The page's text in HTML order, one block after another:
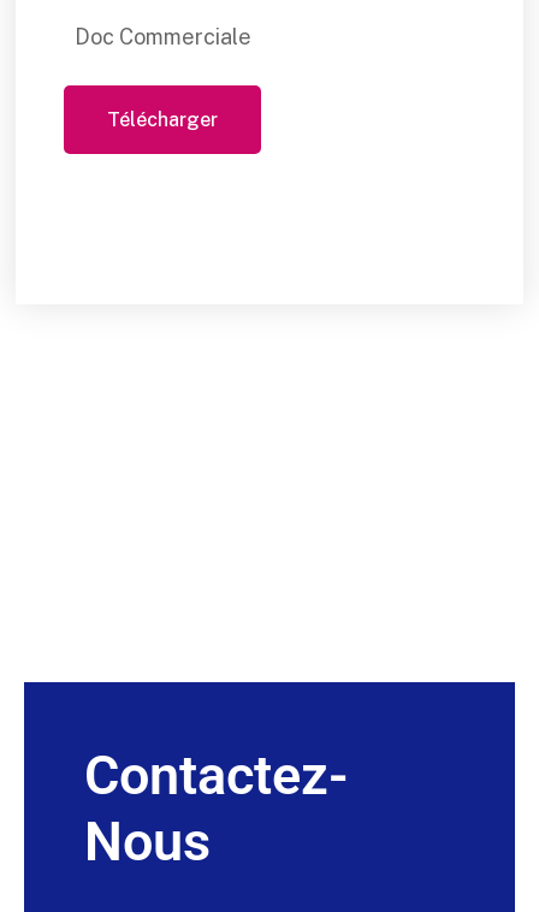
Doc Commerciale
Télécharger
Contactez-
Nous